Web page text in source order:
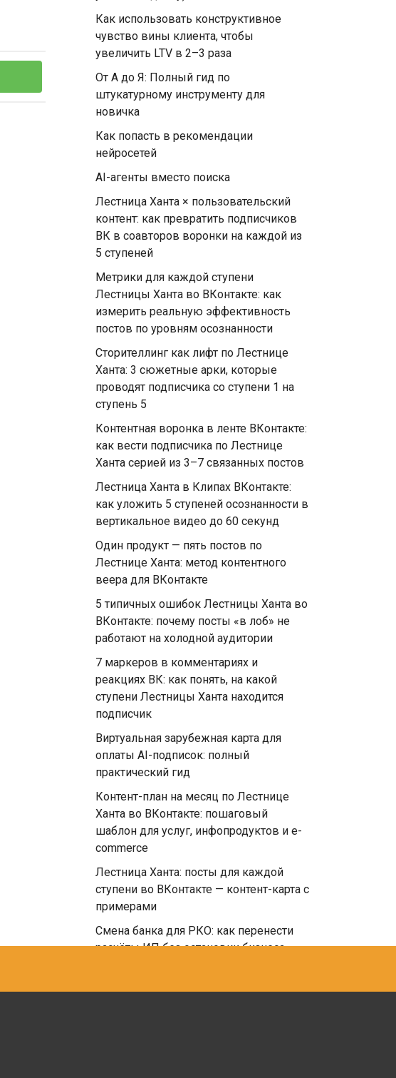
Как использовать конструктивное
чувство вины клиента, чтобы
увеличить LTV в 2–3 раза
От А до Я: Полный гид по
штукатурному инструменту для
новичка
Как попасть в рекомендации
нейросетей
AI-агенты вместо поиска
Лестница Ханта × пользовательский
контент: как превратить подписчиков
ВК в соавторов воронки на каждой из
5 ступеней
Метрики для каждой ступени
Лестницы Ханта во ВКонтакте: как
измерить реальную эффективность
постов по уровням осознанности
Сторителлинг как лифт по Лестнице
Ханта: 3 сюжетные арки, которые
проводят подписчика со ступени 1 на
ступень 5
Контентная воронка в ленте ВКонтакте:
как вести подписчика по Лестнице
Ханта серией из 3–7 связанных постов
Лестница Ханта в Клипах ВКонтакте:
как уложить 5 ступеней осознанности в
вертикальное видео до 60 секунд
Один продукт — пять постов по
Лестнице Ханта: метод контентного
веера для ВКонтакте
5 типичных ошибок Лестницы Ханта во
ВКонтакте: почему посты «в лоб» не
работают на холодной аудитории
7 маркеров в комментариях и
реакциях ВК: как понять, на какой
ступени Лестницы Ханта находится
подписчик
Виртуальная зарубежная карта для
оплаты AI-подписок: полный
практический гид
Контент-план на месяц по Лестнице
Ханта во ВКонтакте: пошаговый
шаблон для услуг, инфопродуктов и e-
commerce
Лестница Ханта: посты для каждой
ступени во ВКонтакте — контент-карта с
примерами
Смена банка для РКО: как перенести
расчёты ИП без остановки бизнеса